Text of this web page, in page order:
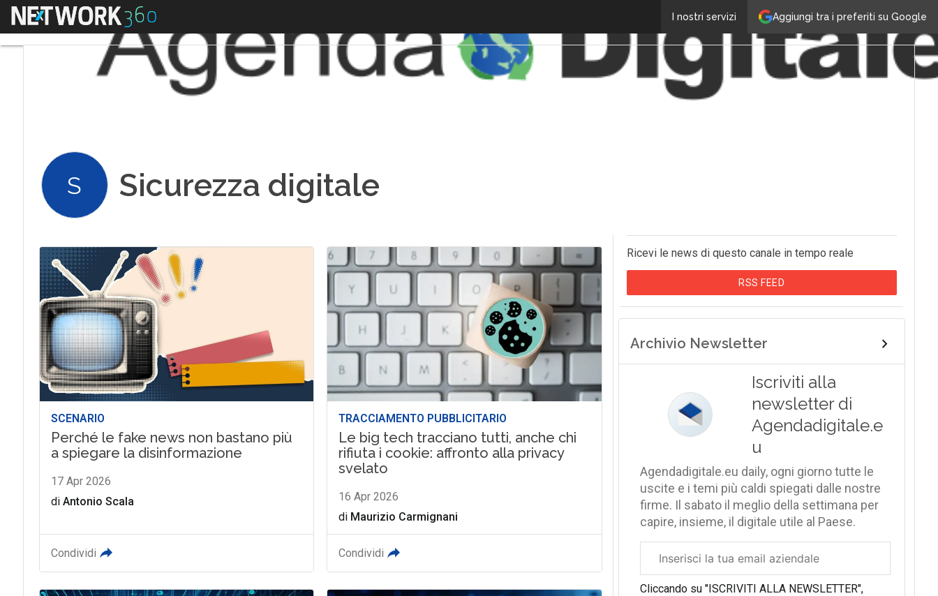
Aggiungi tra i preferiti su Google
I nostri servizi
Menu
S Sicurezza digitale
SCENARIO
Perché le fake news non bastano più
a spiegare la disinformazione
17 Apr 2026
di Antonio Scala
Condividi
TRACCIAMENTO PUBBLICITARIO
Le big tech tracciano tutti, anche chi
rifiuta i cookie: affronto alla privacy
svelato
16 Apr 2026
di Maurizio Carmignani
Condividi
Ricevi le news di questo canale in tempo reale
RSS FEED
Archivio Newsletter
Iscriviti alla
newsletter di
Agendadigitale.e
u
Agendadigitale.eu daily, ogni giorno tutte le
uscite e i temi più caldi spiegati dalle nostre
firme. Il sabato il meglio della settimana per
capire, insieme, il digitale utile al Paese.
aziendale
Cliccando su "ISCRIVITI ALLA NEWSLETTER",